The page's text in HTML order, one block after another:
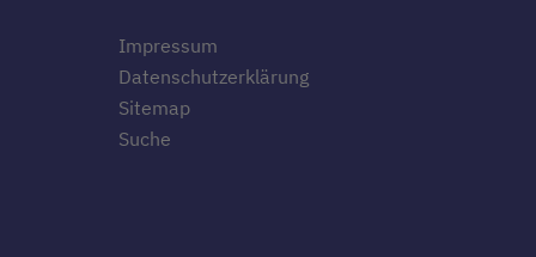
Impressum
Datenschutzerklärung
Sitemap
Suche